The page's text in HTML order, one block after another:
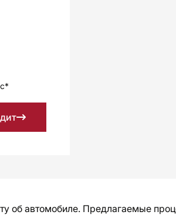
об автомобиле. Предлагаемые